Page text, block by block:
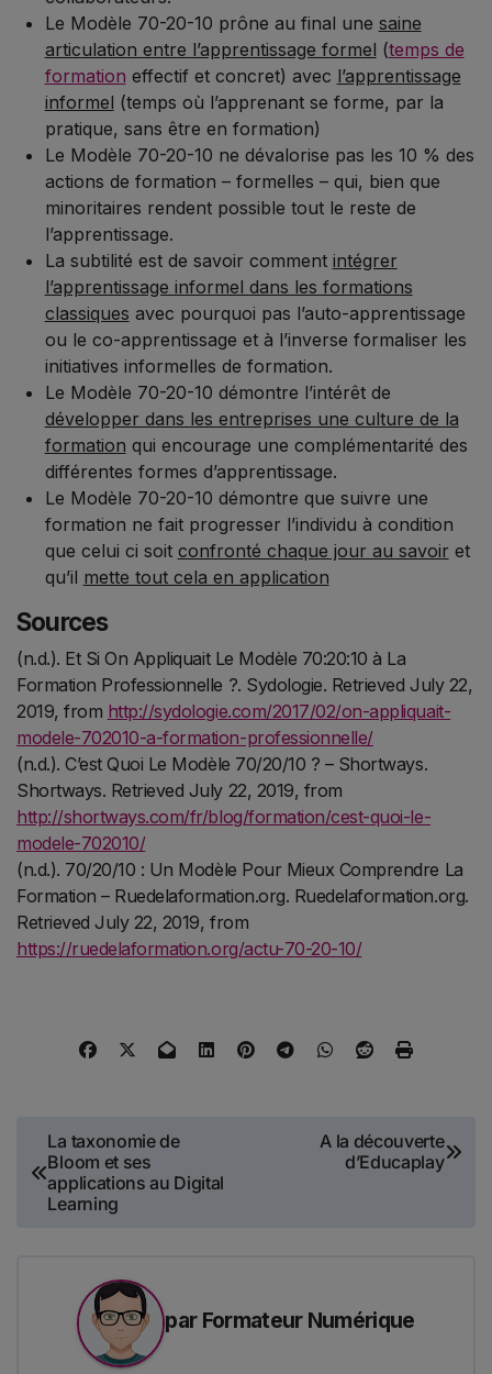
Le Modèle 70-20-10 prône au final une saine
articulation entre l’apprentissage formel (temps de
formation effectif et concret) avec l’apprentissage
informel (temps où l’apprenant se forme, par la
pratique, sans être en formation)
Le Modèle 70-20-10 ne dévalorise pas les 10 % des
actions de formation – formelles – qui, bien que
minoritaires rendent possible tout le reste de
l’apprentissage.
La subtilité est de savoir comment intégrer
l’apprentissage informel dans les formations
classiques avec pourquoi pas l’auto-apprentissage
ou le co-apprentissage et à l’inverse formaliser les
initiatives informelles de formation.
Le Modèle 70-20-10 démontre l’intérêt de
développer dans les entreprises une culture de la
formation qui encourage une complémentarité des
différentes formes d’apprentissage.
Le Modèle 70-20-10 démontre que suivre une
formation ne fait progresser l’individu à condition
que celui ci soit confronté chaque jour au savoir et
qu’il mette tout cela en application
Sources
(n.d.). Et Si On Appliquait Le Modèle 70:20:10 à La
Formation Professionnelle ?. Sydologie. Retrieved July 22,
2019, from http://sydologie.com/2017/02/on-appliquait-
modele-702010-a-formation-professionnelle/
(n.d.). C’est Quoi Le Modèle 70/20/10 ? – Shortways.
Shortways. Retrieved July 22, 2019, from
http://shortways.com/fr/blog/formation/cest-quoi-le-
modele-702010/
(n.d.). 70/20/10 : Un Modèle Pour Mieux Comprendre La
Formation – Ruedelaformation.org. Ruedelaformation.org.
Retrieved July 22, 2019, from
https://ruedelaformation.org/actu-70-20-10/
Navigation
de
l’article
La taxonomie de
Bloom et ses
applications au Digital
Learning
A la découverte
d’Educaplay
par Formateur Numérique